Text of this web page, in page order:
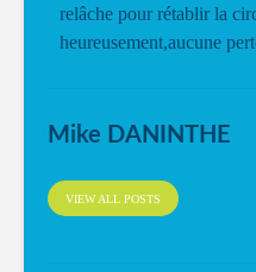
relâche pour rétablir la
heureusement,aucune
Mike DANINTHE
VIEW ALL POSTS